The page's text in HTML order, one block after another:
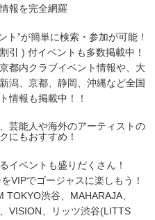
報を完全網羅
ト”が簡単に検索・参加が可能！
引 ) 付イベントも多数掲載中！
都内クラブイベント情報や、大
潟、京都、静岡、沖縄など全国
情報も掲載中！！
芸能人や海外のアーティストの
にもおすすめ！
イベントも盛りだくさん！
VIPでゴージャスに楽しもう！
渋谷、MAHARAJA、
VISION、リッツ渋谷(LITTS